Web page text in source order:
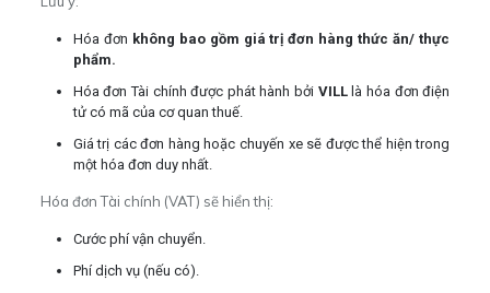
Hóa đơn không bao gồm giá trị đơn hàng thức ăn/ thực
phẩm.
Hóa đơn Tài chính được phát hành bởi VILLlà hóa đơn điện
tử có mã của cơ quan thuế.
Giá trị các đơn hàng hoặc chuyến xe sẽ được thể hiện trong
một hóa đơn duy nhất.
Hóa đơn Tài chính (VAT) sẽ hiển thị:
Cước phí vận chuyển.
Phí dịch vụ (nếu có).